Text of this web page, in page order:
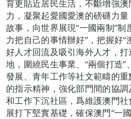
育更貼近居民生活，不斷增強
力，凝聚起愛國愛澳的磅礴力
故事，向世界展現“一國兩制”制
力把自己的事情辦好”，把握好“
好人才回流及吸引海外人才，
地，圍繞民生事業、“兩個打造
發展、青年工作等社文範疇的
的指示精神，強化部門間的協
和工作下沉社區，爲維護澳門
展打下堅實基礎，確保澳門“一